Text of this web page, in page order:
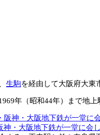
生駒を経由して大阪府大東
年（昭和44年）まで地上
・大阪地下鉄が一堂に会